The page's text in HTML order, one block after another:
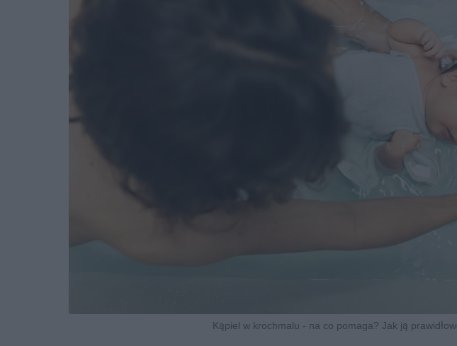
Kąpiel w krochmalu - na co pomaga? Jak ją